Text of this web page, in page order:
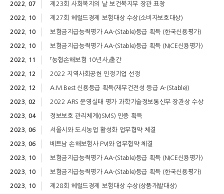
2022. 07 제23회 사회복지의 날 보건복지부 장관 표창
2022. 10 제27회 헤럴드경제 보험대상 수상(소비자보호대상)
2022. 10 보험금지급능력평가 AA-(Stable)등급 획득 (한국신용평가)
2022. 10 보험금지급능력평가 AA-(Stable)등급 획득 (NICE신용평가)
2022. 11 「농협손해보험 10년사」출간
2022. 12 2022 지역사회공헌 인정기업 선정
2022. 12 A.M.Best 신용등급 획득(재무건전성 등급 A-(Stable))
2023. 02 2022 ARS 운영실태 평가 과학기술정보통신부 장관상 수상
2023. 04 정보보호 관리체계(ISMS) 인증 획득
2023. 06 서울시와 도시농업 활성화 업무협약 체결
2023. 06 베트남 손해보험사 PVI와 업무협약 체결
2023. 10 보험금지급능력평가 AA-(Stable)등급 획득 (NICE신용평가)
2023. 10 보험금지급능력평가 AA-(Stable)등급 획득 (한국신용평가)
2023. 10 제28회 헤럴드경제 보험대상 수상(상품개발대상)